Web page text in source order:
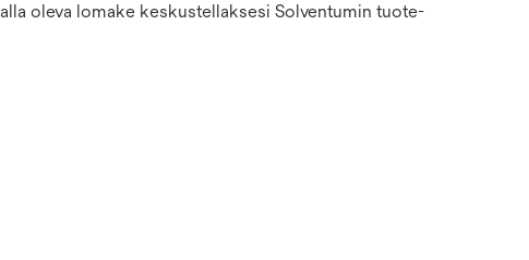
oleva lomake keskustellaksesi Solventumin tuote-